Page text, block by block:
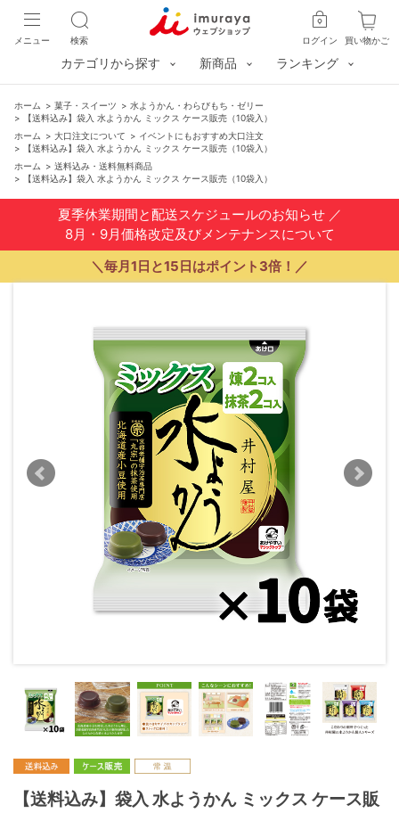
買い物かご
ログイン
検索
メニュー
カテゴリから探す 新商品 ランキング
ホーム > 菓子・スイーツ > 水ようかん・わらびもち・ゼリー
>
【送料込み】袋入 水ようかん ミックス ケース販売（10袋入）
ホーム > 大口注文について > イベントにもおすすめ大口注文
>
【送料込み】袋入 水ようかん ミックス ケース販売（10袋入）
ホーム > 送料込み・送料無料商品
>
【送料込み】袋入 水ようかん ミックス ケース販売（10袋入）
夏季休業期間と配送スケジュールのお知らせ／
8月・9月価格改定及びメンテナンスについて
＼毎月1日と15日はポイント3倍！／
【送料込み】袋入 水ようかん ミックス ケース販